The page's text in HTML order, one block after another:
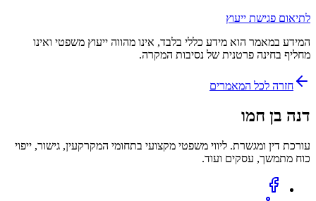
לתיאום פגישת ייעוץ
המידע במאמר הוא מידע כללי בלבד, אינו מהווה ייעוץ משפטי ואינו
מחליף בחינה פרטנית של נסיבות המקרה.
חזרה לכל המאמרים
דנה בן חמו
עורכת דין ומגשרת. ליווי משפטי מקצועי בתחומי המקרקעין, גישור, ייפוי
כוח מתמשך, עסקים ועוד.